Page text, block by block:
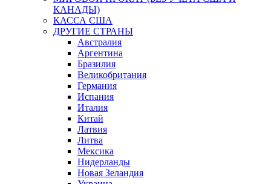
КАНАДЫ)
КАССА США
ДРУГИЕ СТРАНЫ
Австралия
Аргентина
Бразилия
Великобритания
Германия
Испания
Италия
Китай
Латвия
Литва
Мексика
Нидерланды
Новая Зеландия